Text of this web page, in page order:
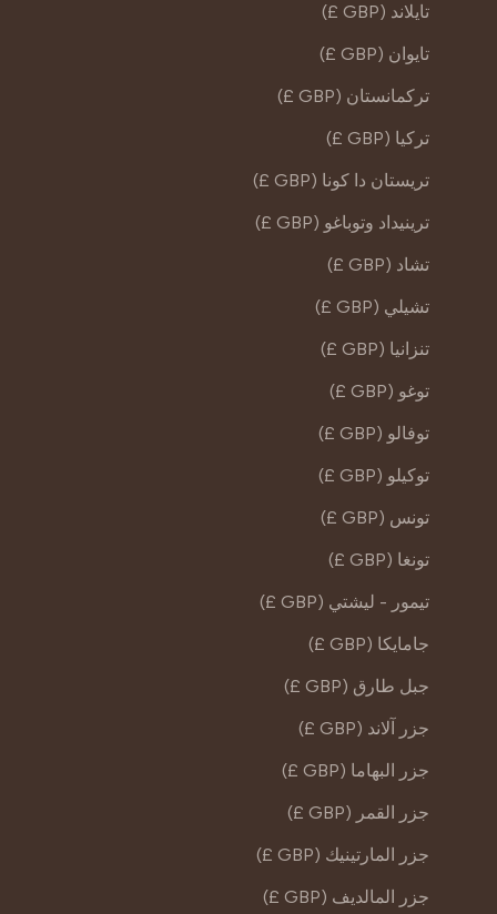
تايلاند (GBP £)
تايوان (GBP £)
تركمانستان (GBP £)
تركيا (GBP £)
تريستان دا كونا (GBP £)
ترينيداد وتوباغو (GBP £)
تشاد (GBP £)
تشيلي (GBP £)
تنزانيا (GBP £)
توغو (GBP £)
توفالو (GBP £)
توكيلو (GBP £)
تونس (GBP £)
تونغا (GBP £)
تيمور - ليشتي (GBP £)
جامايكا (GBP £)
جبل طارق (GBP £)
جزر آلاند (GBP £)
جزر البهاما (GBP £)
جزر القمر (GBP £)
جزر المارتينيك (GBP £)
جزر المالديف (GBP £)